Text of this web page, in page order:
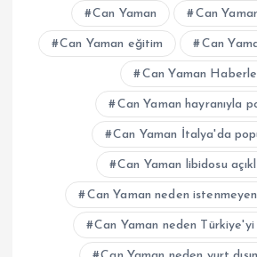
Can Yaman Can
Can Yaman eğitim Can
Can Yaman
Can Yaman hayranıyla
Can Yaman İtalya'da
Can Yaman libidosu
Can Yaman neden
Can Yaman neden